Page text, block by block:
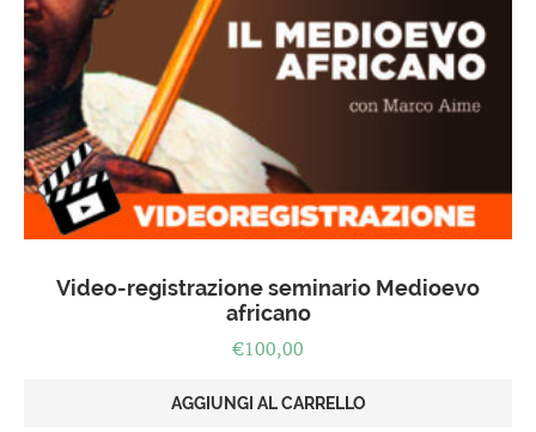
Video-registrazione seminario Medioevo
africano
€100,00
AGGIUNGI AL CARRELLO